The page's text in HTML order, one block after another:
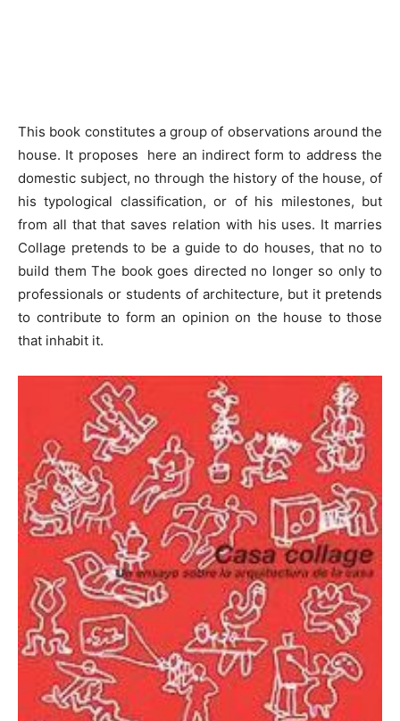
This book constitutes a group of observations around the
house. It proposes here an indirect form to address the
domestic subject, no through the history of the house, of
his typological classification, or of his milestones, but
from all that that saves relation with his uses. It marries
Collage pretends to be a guide to do houses, that no to
build them The book goes directed no longer so only to
professionals or students of architecture, but it pretends
to contribute to form an opinion on the house to those
that inhabit it.